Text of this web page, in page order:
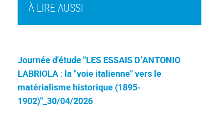
À LIRE AUSSI
Journée d'étude "LES ESSAIS D’ANTONIO
LABRIOLA : la "voie italienne" vers le
matérialisme historique (1895-
1902)"_30/04/2026